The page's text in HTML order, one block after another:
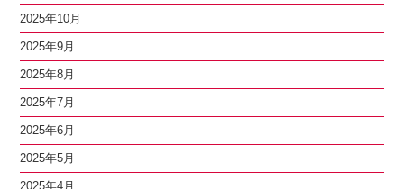
2025年10月
2025年9月
2025年8月
2025年7月
2025年6月
2025年5月
2025年4月